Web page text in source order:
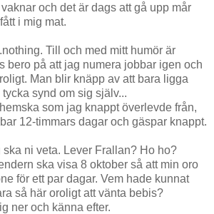
och det är dags att gå upp mår
i mig mat.
Till och med mitt humör är
bero på att jag numera jobbar igen och
Man blir knäpp av att bara ligga
synd om sig själv...
som jag knappt överlevde från,
12-timmars dagar och gäspar knappt.
ni veta. Lever Frallan? Ho ho?
ska visa 8 oktober så att min oro
för ett par dagar. Vem hade kunnat
så här oroligt att vänta bebis?
ner och känna efter.